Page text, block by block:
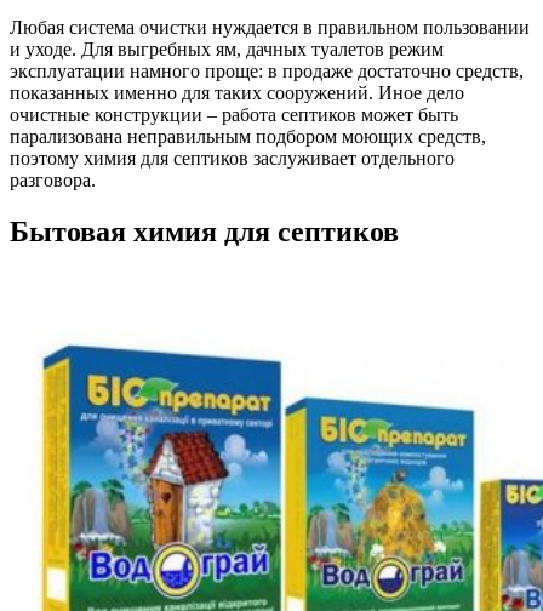
Любая система очистки нуждается в правильном пользовании
и уходе. Для выгребных ям, дачных туалетов режим
эксплуатации намного проще: в продаже достаточно средств,
показанных именно для таких сооружений. Иное дело
очистные конструкции – работа септиков может быть
парализована неправильным подбором моющих средств,
поэтому химия для септиков заслуживает отдельного
разговора.
Бытовая химия для септиков